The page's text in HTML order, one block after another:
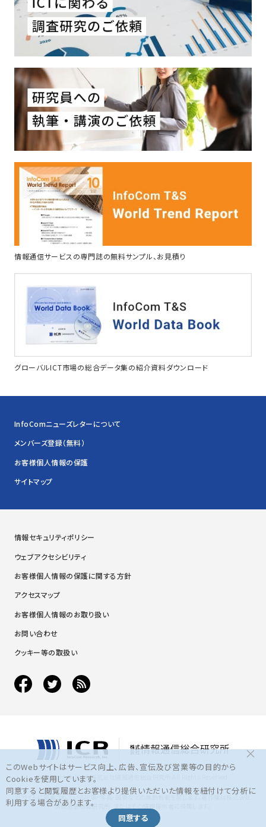
情報通信サービスの専門誌の無料サンプル、お見積り
グローバルICT市場の総合データ集の紹介資料ダウンロード
InfoComニューズレターについて
メンバーズ登録（無料）
お客様個人情報の保護
サイトマップ
情報セキュリティポリシー
ウェブアクセシビリティ
お客様個人情報の保護に関する方針
アクセスマップ
お客様個人情報のお取り扱い
お問い合わせ
クッキー等の取扱い
Copyright © 2016 株式会社情報通信総合研究所 All Rights Reserved.
当サイトに掲載されている記事・写真・図表などの無断転載を禁じます。著作権は株式会社
情報通信総合研究所、またはその情報提供者に帰属します。
このWebサイトはサービス向上、広告、宣伝及び営業等の目的から
Cookieを使用しています。
同意すると閲覧履歴とお客様より提供いただいた情報を紐付けて分析に
利用する場合があります。
同意する
×